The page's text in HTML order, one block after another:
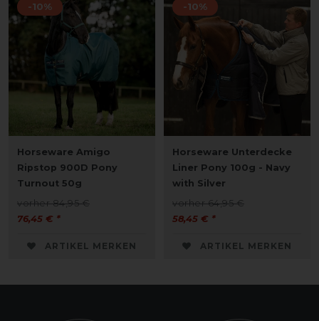
-10%
Horseware Amigo
Ripstop 900D Pony
Turnout 50g
vorher 84,95 €
76,45 € *
ARTIKEL MERKEN
-10%
Horseware Unterdecke
Liner Pony 100g - Navy
with Silver
vorher 64,95 €
58,45 € *
ARTIKEL MERKEN